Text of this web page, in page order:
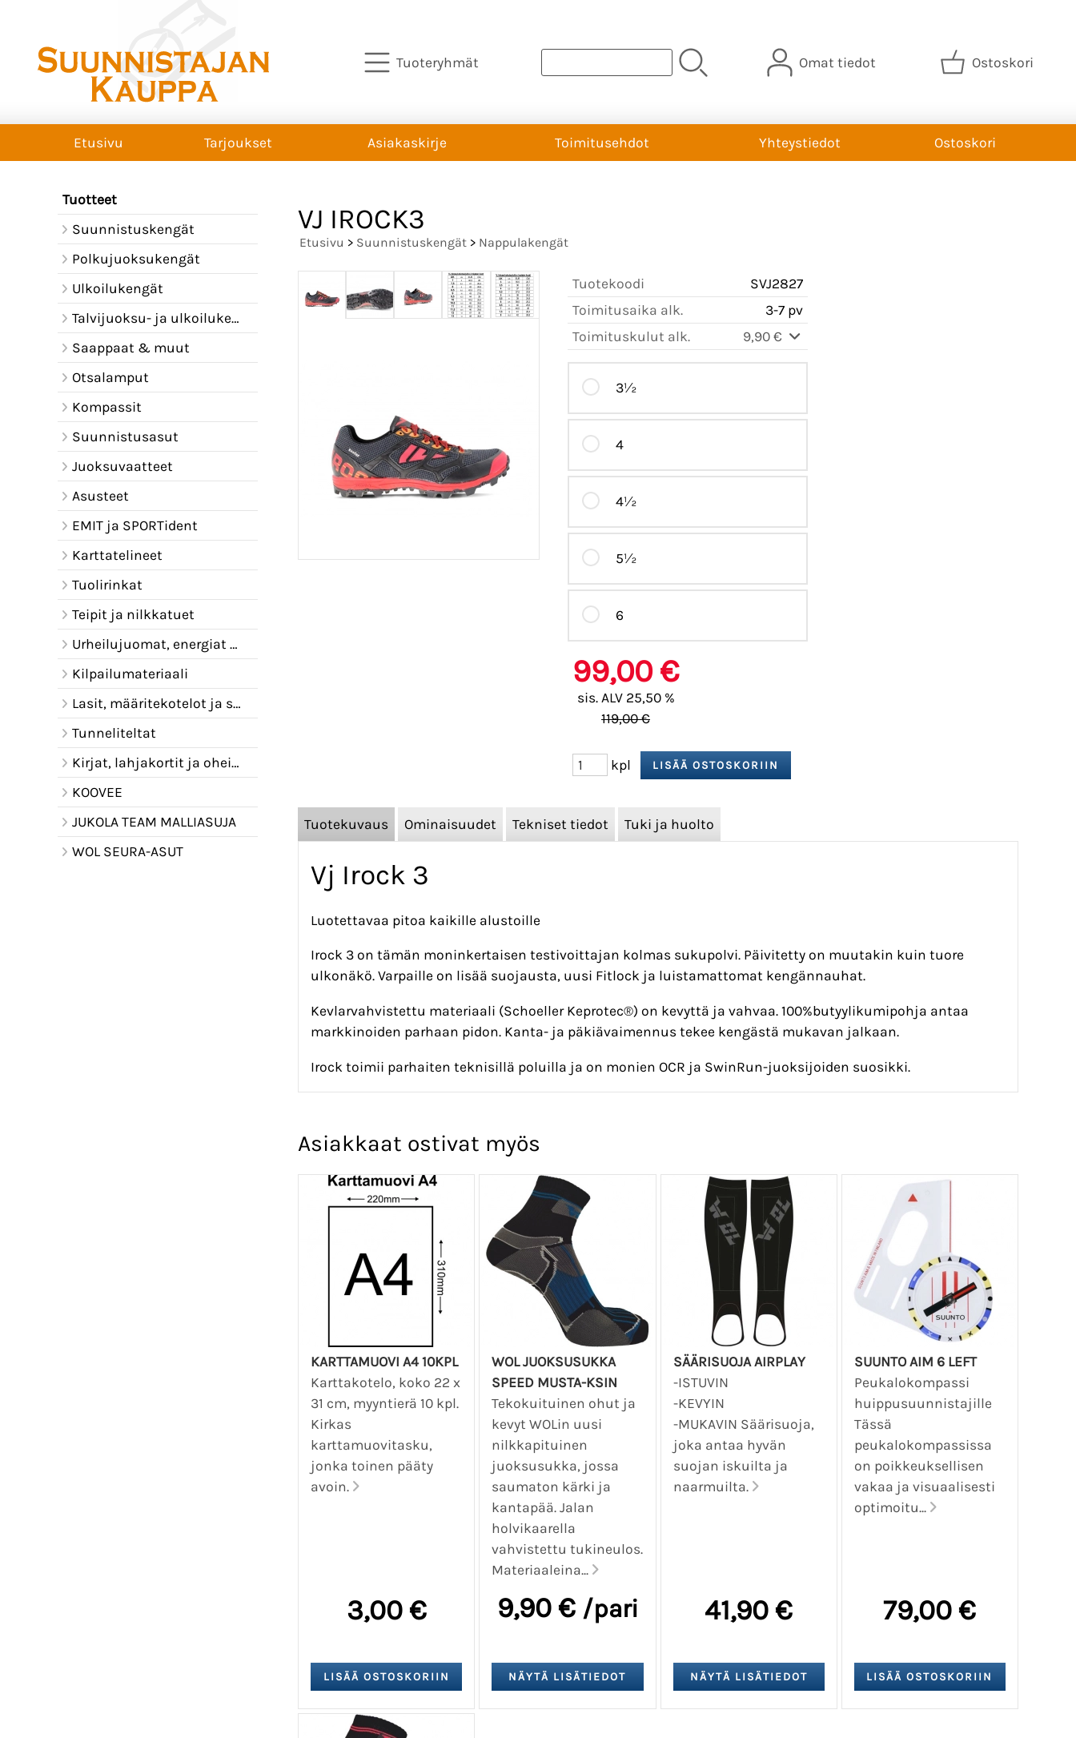
Tuoteryhmät Omat tiedot Ostoskori
Etusivu Tarjoukset Asiakaskirje Toimitusehdot Yhteystiedot Ostoskori
Tuotteet
Suunnistuskengät
Polkujuoksukengät
Ulkoilukengät
Talvijuoksu- ja ulkoilukengät
Saappaat & muut
Otsalamput
Kompassit
Suunnistusasut
Juoksuvaatteet
Asusteet
EMIT ja SPORTident
Karttatelineet
Tuolirinkat
Teipit ja nilkkatuet
Urheilujuomat, energiat ja juomavyöt
Kilpailumateriaali
Lasit, määritekotelot ja sadelipat
Tunneliteltat
Kirjat, lahjakortit ja oheistuotteet
KOOVEE
JUKOLA TEAM MALLIASUJA
WOL SEURA-ASUT
VJ IROCK3
Etusivu > Suunnistuskengät > Nappulakengät
Tuotekoodi
SVJ2827
Toimitusaika alk.
3-7 pv
Toimituskulut alk.
9,90 €
3½
4
4½
5½
6
99,00 €
sis. ALV 25,50 %
119,00 €
kpl
Tuotekuvaus Ominaisuudet Tekniset tiedot Tuki ja huolto
Vj Irock 3
Luotettavaa pitoa kaikille alustoille
Irock 3 on tämän moninkertaisen testivoittajan kolmas sukupolvi. Päivitetty on muutakin kuin tuore
ulkonäkö. Varpaille on lisää suojausta, uusi Fitlock ja luistamattomat kengännauhat.
Kevlarvahvistettu materiaali (Schoeller Keprotec®) on kevyttä ja vahvaa. 100%butyylikumipohja antaa
markkinoiden parhaan pidon. Kanta- ja päkiävaimennus tekee kengästä mukavan jalkaan.
Irock toimii parhaiten teknisillä poluilla ja on monien OCR ja SwinRun-juoksijoiden suosikki.
Asiakkaat ostivat myös
KARTTAMUOVI A4 10KPL
Karttakotelo, koko 22 x
31 cm, myyntierä 10 kpl.
Kirkas
karttamuovitasku,
jonka toinen pääty
avoin.
3,00 €
WOL JUOKSUSUKKA
SPEED MUSTA-KSIN
Tekokuituinen ohut ja
kevyt WOLin uusi
nilkkapituinen
juoksusukka, jossa
saumaton kärki ja
kantapää. Jalan
holvikaarella
vahvistettu tukineulos.
Materiaaleina...
9,90 € /pari
SÄÄRISUOJA AIRPLAY
-ISTUVIN
-KEVYIN
-MUKAVIN Säärisuoja,
joka antaa hyvän
suojan iskuilta ja
naarmuilta.
41,90 €
SUUNTO AIM 6 LEFT
Peukalokompassi
huippusuunnistajille
Tässä
peukalokompassissa
on poikkeuksellisen
vakaa ja visuaalisesti
optimoitu...
79,00 €